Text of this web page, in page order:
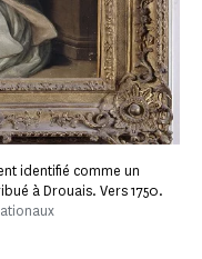
identifié comme un
à Drouais. Vers 1750.